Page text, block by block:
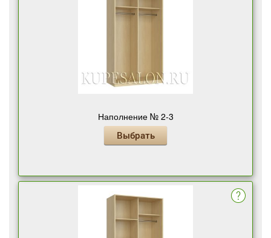
Наполнение № 2-3
Выбрать